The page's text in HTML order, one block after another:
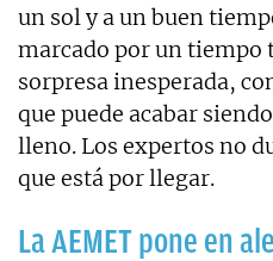
un sol y a un buen
marcado por un tiempo
sorpresa inesperada,
que puede acabar
lleno. Los expertos no
que está por llegar.
La AEMET pone en